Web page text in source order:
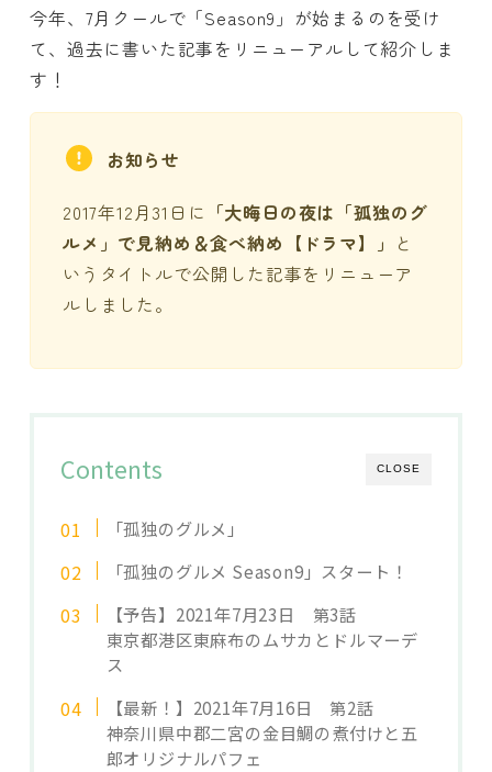
今年、7月クールで「Season9」が始まるのを受け
て、過去に書いた記事をリニューアルして紹介しま
す！
お知らせ
2017年12月31日に 「大晦日の夜は「孤独のグ
ルメ」で見納め＆食べ納め【ドラマ】」 と
いうタイトルで公開した記事をリニューア
ルしました。
CLOSE
Contents
「孤独のグルメ」
「孤独のグルメ Season9」スタート！
【予告】2021年7月23日 第3話
東京都港区東麻布のムサカとドルマーデ
ス
【最新！】2021年7月16日 第2話
神奈川県中郡二宮の金目鯛の煮付けと五
郎オリジナルパフェ